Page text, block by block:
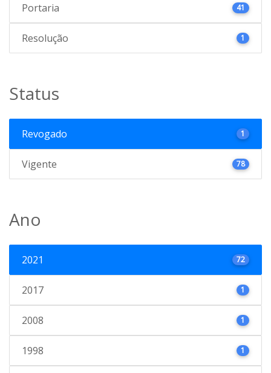
Portaria 41
Resolução 1
Status
Revogado 1
Vigente 78
Ano
2021 72
2017 1
2008 1
1998 1